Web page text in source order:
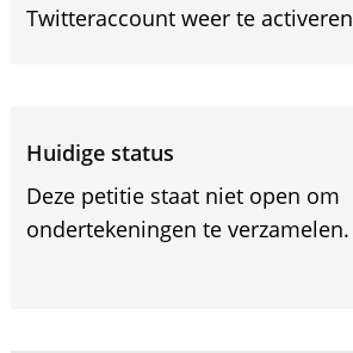
Twitteraccount weer te activeren
Huidige status
Deze petitie staat niet open om
ondertekeningen te verzamelen.